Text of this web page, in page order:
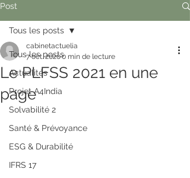
Post
Tous les posts
Actualités
Projet A4India
Solvabilité 2
Santé & Prévoyance
ESG & Durabilité
IFRS 17
Tous les posts
Le PLFSS 2021 en une
page
cabinetactuelia
7 oct. 20200 min de lecture